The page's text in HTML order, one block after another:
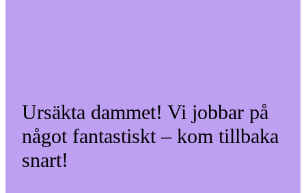
Ursäkta dammet! Vi jobbar på
något fantastiskt – kom tillbaka
snart!